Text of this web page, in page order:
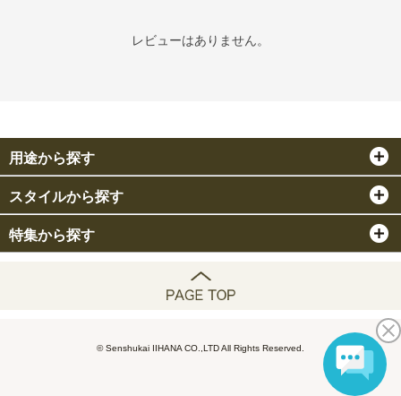
レビューはありません。
用途から探す
スタイルから探す
特集から探す
© Senshukai IIHANA CO.,LTD All Rights Reserved.